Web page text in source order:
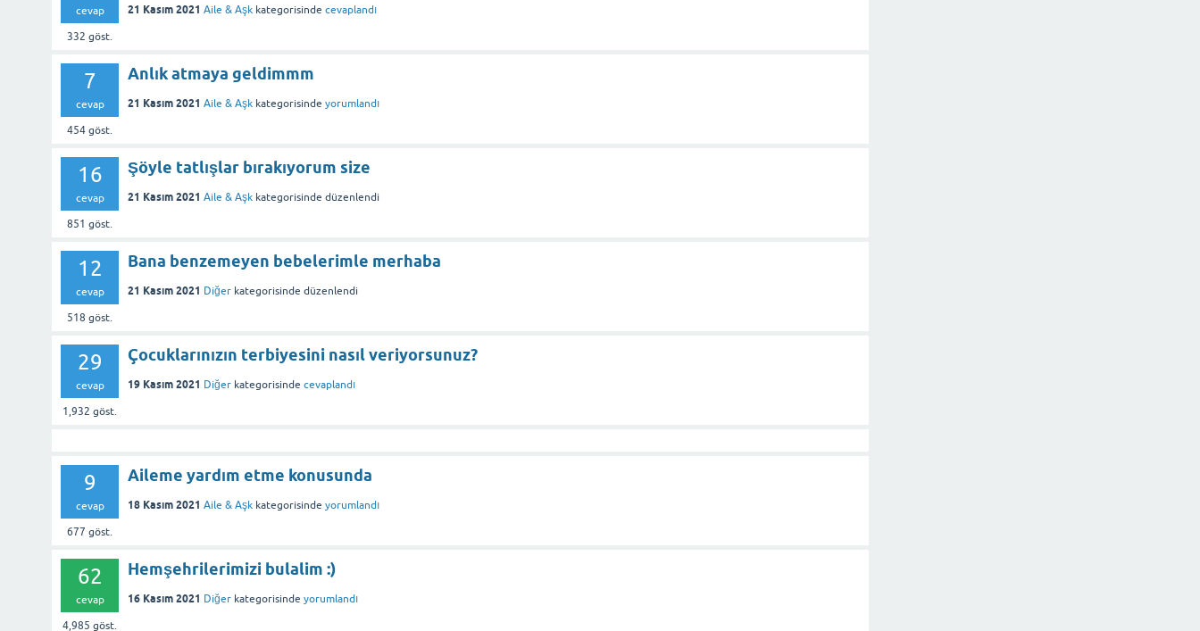
cevap
332 göst.
21 Kasım 2021 Aile & Aşk kategorisinde cevaplandı
7
cevap
454 göst.
Anlık atmaya geldimmm
21 Kasım 2021 Aile & Aşk kategorisinde yorumlandı
16
cevap
851 göst.
Şöyle tatlışlar bırakıyorum size
21 Kasım 2021 Aile & Aşk kategorisinde düzenlendi
12
cevap
518 göst.
Bana benzemeyen bebelerimle merhaba
21 Kasım 2021 Diğer kategorisinde düzenlendi
29
cevap
1,932 göst.
Çocuklarınızın terbiyesini nasıl veriyorsunuz?
19 Kasım 2021 Diğer kategorisinde cevaplandı
9
cevap
677 göst.
Aileme yardım etme konusunda
18 Kasım 2021 Aile & Aşk kategorisinde yorumlandı
62
cevap
4,985 göst.
Hemşehrilerimizi bulalim :)
16 Kasım 2021 Diğer kategorisinde yorumlandı